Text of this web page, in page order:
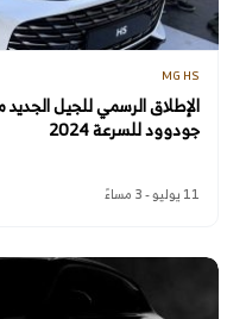
MG HS
جودوود للسرعة 2024
11 يوليو - 3 مساءً